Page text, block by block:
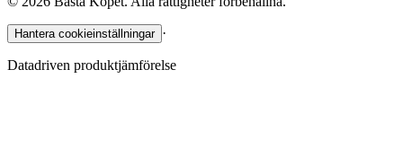
Hantera cookieinställningar ·
Datadriven produktjämförelse